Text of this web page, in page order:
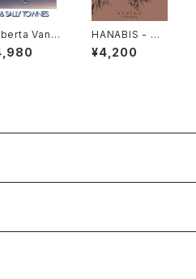
Vand
& Sally
"LP"
HANABIS - あ
さがくれば LP v
ersion "2LP"
¥4,200